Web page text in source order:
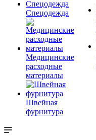
Спецодежда
Медицинские
расходные
материалы
Швейная
фурнитура